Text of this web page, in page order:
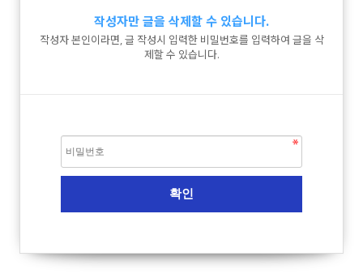
작성자만 글을 삭제할 수 있습니다.
작성자 본인이라면, 글 작성시 입력한 비밀번호를 입력하여 글을 삭
제할 수 있습니다.